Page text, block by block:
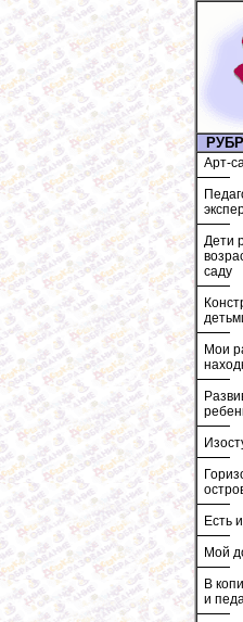
Арт-
Дети
саду
Мои
Есть
Мой
В
и